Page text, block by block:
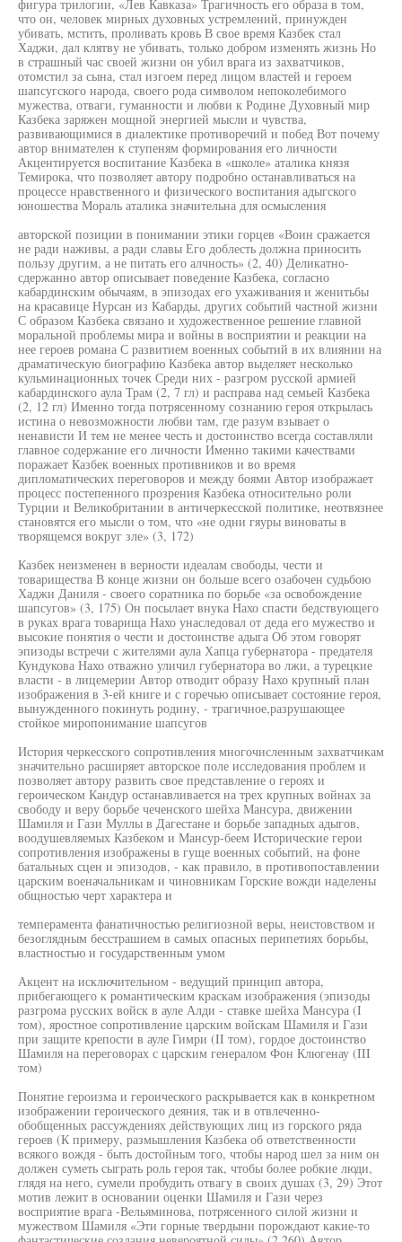
фигура трилогии, «Лев Кавказа» Трагичность его образа в том,
что он, человек мирных духовных устремлений, принужден
убивать, мстить, проливать кровь В свое время Казбек стал
Хаджи, дал клятву не убивать, только добром изменять жизнь Но
в страшный час своей жизни он убил врага из захватчиков,
отомстил за сына, стал изгоем перед лицом властей и героем
шапсугского народа, своего рода символом непоколебимого
мужества, отваги, гуманности и любви к Родине Духовный мир
Казбека заряжен мощной энергией мысли и чувства,
развивающимися в диалектике противоречий и побед Вот почему
автор внимателен к ступеням формирования его личности
Акцентируется воспитание Казбека в «школе» аталика князя
Темирока, что позволяет автору подробно останавливаться на
процессе нравственного и физического воспитания адыгского
юношества Мораль аталика значительна для осмысления
авторской позиции в понимании этики горцев «Воин сражается
не ради наживы, а ради славы Его доблесть должна приносить
пользу другим, а не питать его алчность» (2, 40) Деликатно-
сдержанно автор описывает поведение Казбека, согласно
кабардинским обычаям, в эпизодах его ухаживания и женитьбы
на красавице Нурсан из Кабарды, других событий частной жизни
С образом Казбека связано и художественное решение главной
моральной проблемы мира и войны в восприятии и реакции на
нее героев романа С развитием военных событий в их влиянии на
драматическую биографию Казбека автор выделяет несколько
кульминационных точек Среди них - разгром русской армией
кабардинского аула Трам (2, 7 гл) и расправа над семьей Казбека
(2, 12 гл) Именно тогда потрясенному сознанию героя открылась
истина о невозможности любви там, где разум взывает о
ненависти И тем не менее честь и достоинство всегда составляли
главное содержание его личности Именно такими качествами
поражает Казбек военных противников и во время
дипломатических переговоров и между боями Автор изображает
процесс постепенного прозрения Казбека относительно роли
Турции и Великобритании в античеркесской политике, неотвязнее
становятся его мысли о том, что «не одни гяуры виноваты в
творящемся вокруг зле» (3, 172)
Казбек неизменен в верности идеалам свободы, чести и
товарищества В конце жизни он больше всего озабочен судьбою
Хаджи Даниля - своего соратника по борьбе «за освобождение
шапсугов» (3, 175) Он посылает внука Нахо спасти бедствующего
в руках врага товарища Нахо унаследовал от деда его мужество и
высокие понятия о чести и достоинстве адыга Об этом говорят
эпизоды встречи с жителями аула Хапца губернатора - предателя
Кундукова Нахо отважно уличил губернатора во лжи, а турецкие
власти - в лицемерии Автор отводит образу Нахо крупный план
изображения в 3-ей книге и с горечью описывает состояние героя,
вынужденного покинуть родину, - трагичное,разрушающее
стойкое миропонимание шапсугов
История черкесского сопротивления многочисленным захватчикам
значительно расширяет авторское поле исследования проблем и
позволяет автору развить свое представление о героях и
героическом Кандур останавливается на трех крупных войнах за
свободу и веру борьбе чеченского шейха Мансура, движении
Шамиля и Гази Муллы в Дагестане и борьбе западных адыгов,
воодушевляемых Казбеком и Мансур-беем Исторические герои
сопротивления изображены в гуще военных событий, на фоне
батальных сцен и эпизодов, - как правило, в противопоставлении
царским военачальникам и чиновникам Горские вожди наделены
общностью черт характера и
темперамента фанатичностью религиозной веры, неистовством и
безоглядным бесстрашием в самых опасных перипетиях борьбы,
властностью и государственным умом
Акцент на исключительном - ведущий принцип автора,
прибегающего к романтическим краскам изображения (эпизоды
разгрома русских войск в ауле Алди - ставке шейха Мансура (I
том), яростное сопротивление царским войскам Шамиля и Гази
при защите крепости в ауле Гимри (II том), гордое достоинство
Шамиля на переговорах с царским генералом Фон Клюгенау (III
том)
Понятие героизма и героического раскрывается как в конкретном
изображении героического деяния, так и в отвлеченно-
обобщенных рассуждениях действующих лиц из горского ряда
героев (К примеру, размышления Казбека об ответственности
всякого вождя - быть достойным того, чтобы народ шел за ним он
должен суметь сыграть роль героя так, чтобы более робкие люди,
глядя на него, сумели пробудить отвагу в своих душах (3, 29) Этот
мотив лежит в основании оценки Шамиля и Гази через
восприятие врага -Вельяминова, потрясенного силой жизни и
мужеством Шамиля «Эти горные твердыни порождают какие-то